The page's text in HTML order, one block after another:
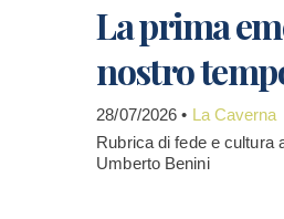
La prima
nostro
28/07/2026 • La Caverna
Rubrica di fede e cultura
Umberto Benini